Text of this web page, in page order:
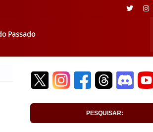
Passado
PESQUISAR: